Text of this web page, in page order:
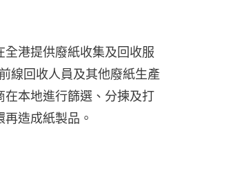
港提供廢紙收集及回收服
線回收人員及其他廢紙生產
本地進行篩選、分揀及打
造成紙製品。